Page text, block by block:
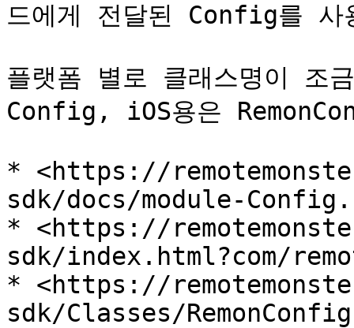
드에게 전달된 Config를 사
플랫폼 별로 클래스명이
Config, iOS용은
* <https://
sdk/docs/module-
* <https://
sdk/index.html?com/
* <https://
sdk/Classes/